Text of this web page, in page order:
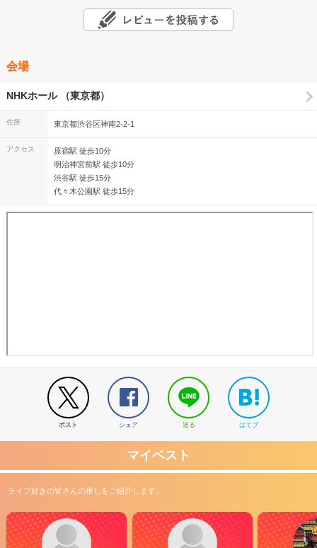
会場
NHKホール （東京都）
住所 東京都渋谷区神南2-2-1
アクセス
原宿駅 徒歩10分
明治神宮前駅 徒歩10分
渋谷駅 徒歩15分
代々木公園駅 徒歩15分
ポスト シェア 送る はてブ
マイベスト
ライブ好きの皆さんの推しをご紹介します。